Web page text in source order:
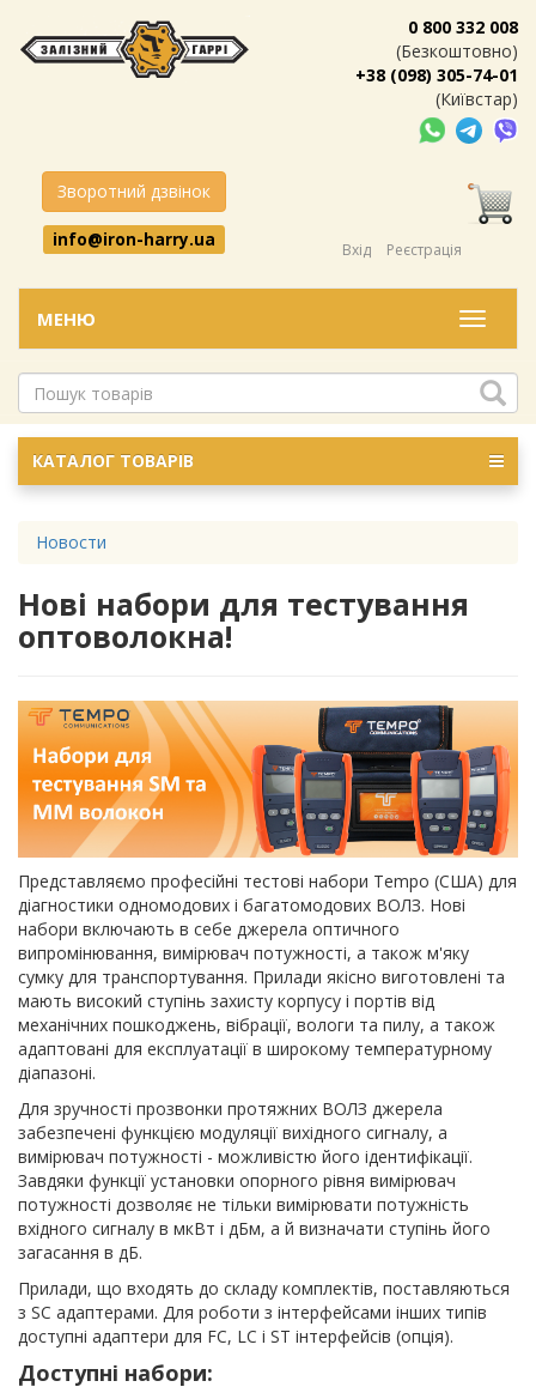
0 800 332 008
(Безкоштовно)
+38 (098) 305-74-01
(Київстар)
Зворотний дзвінок
info@iron-harry.ua
Вхід Реєстрація
Меню
МЕНЮ
КАТАЛОГ ТОВАРІВ
Новости
Нові набори для тестування
оптоволокна!
Представляємо професійні тестові набори Tempo (США) для
діагностики одномодових і багатомодових ВОЛЗ. Нові
набори включають в себе джерела оптичного
випромінювання, вимірювач потужності, а також м'яку
сумку для транспортування. Прилади якісно виготовлені та
мають високий ступінь захисту корпусу і портів від
механічних пошкоджень, вібрації, вологи та пилу, а також
адаптовані для експлуатації в широкому температурному
діапазоні.
Для зручності прозвонки протяжних ВОЛЗ джерела
забезпечені функцією модуляції вихідного сигналу, а
вимірювач потужності - можливістю його ідентифікації.
Завдяки функції установки опорного рівня вимірювач
потужності дозволяє не тільки вимірювати потужність
вхідного сигналу в мкВт і дБм, а й визначати ступінь його
загасання в дБ.
Прилади, що входять до складу комплектів, поставляються
з SC адаптерами. Для роботи з інтерфейсами інших типів
доступні адаптери для FC, LC і ST інтерфейсів (опція).
Доступні набори: